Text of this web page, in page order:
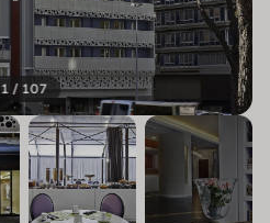
1 / 107